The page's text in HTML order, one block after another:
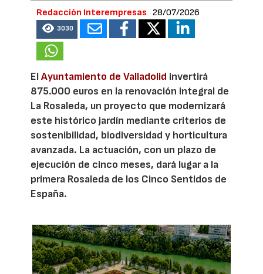
Redacción Interempresas 28/07/2026
3030
ElAyuntamiento de Valladolid invertirá
875.000 euros en la renovación integral de
La Rosaleda, un proyecto que modernizará
este histórico jardín mediante criterios de
sostenibilidad, biodiversidad y horticultura
avanzada. La actuación, con un plazo de
ejecución de cinco meses, dará lugar a la
primera Rosaleda de los Cinco Sentidos de
España.